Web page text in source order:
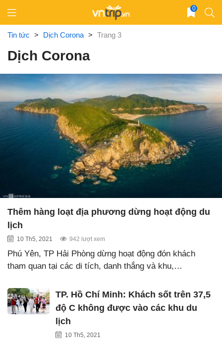
content
0
Tin tức > Dịch Corona > Trang 3
Dịch Corona
Thêm hàng loạt địa phương dừng hoạt động du
lịch
10 Th5, 2021 942 lượt xem
Phú Yên, TP Hải Phòng dừng hoạt động đón khách
tham quan tại các di tích, danh thắng và khu,…
TP. Hồ Chí Minh: Khách sốt trên 37,5
độ C không được vào các khu du
lịch
10 Th5, 2021